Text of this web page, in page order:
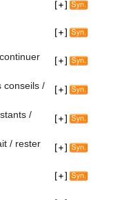
conseils /
/
/ rester